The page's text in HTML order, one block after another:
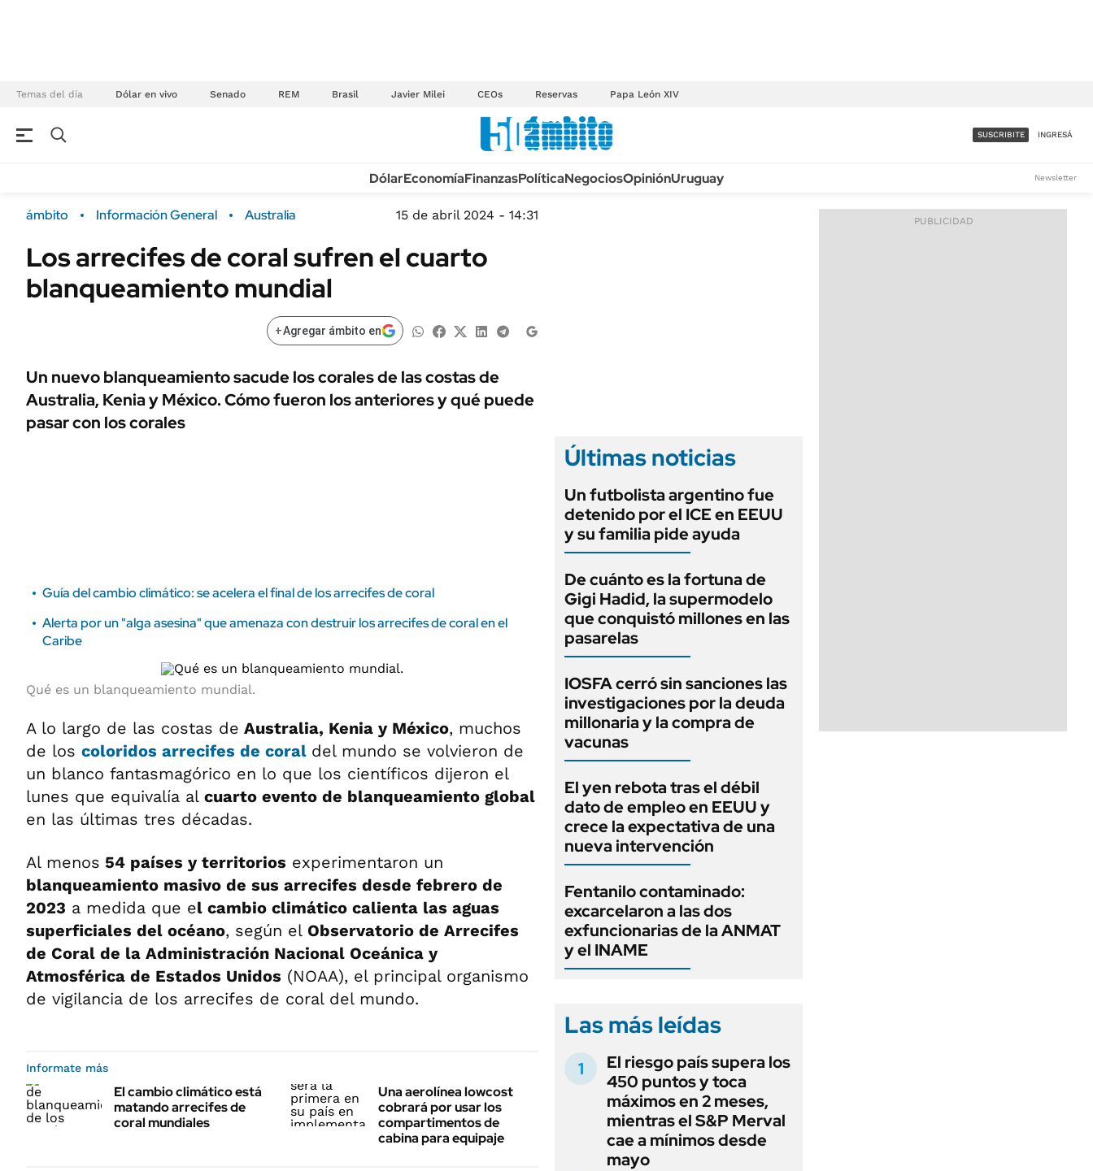
Temas del día Dólar en vivo Senado REM Brasil Javier Milei CEOs Reservas Papa León XIV
Campo
FINANZAS
ÁMBITO DEBATE
MEDIAKIT AMBITO DEBATE
Sustentabilidad
POLÍTICA
TECNOLOGÍA
MÉXICO
MUNDO
LIFESTYLE
AUTOS
ACCESO FULL - $1.800/MES
SUSCRIBITE INGRESÁ
DólarEconomíaFinanzasPolíticaNegociosOpiniónUruguay Newsletter
ámbito Información General Australia 15 de abril 2024 - 14:31
Los arrecifes de coral sufren el cuarto
blanqueamiento mundial
+Agregar ámbito en
Un nuevo blanqueamiento sacude los corales de las costas de
Australia, Kenia y México. Cómo fueron los anteriores y qué puede
pasar con los corales
Guía del cambio climático: se acelera el final de los arrecifes de coral
Alerta por un "alga asesina" que amenaza con destruir los arrecifes de coral en el
Caribe
Qué es un blanqueamiento mundial.
A lo largo de las costas de Australia, Kenia y México, muchos
de los coloridos arrecifes de coral del mundo se volvieron de
un blanco fantasmagórico en lo que los científicos dijeron el
lunes que equivalía al cuarto evento de blanqueamiento global
en las últimas tres décadas.
Al menos 54 países y territorios experimentaron un
blanqueamiento masivo de sus arrecifes desde febrero de
2023 a medida que el cambio climático calienta las aguas
superficiales del océano, según el Observatorio de Arrecifes
de Coral de la Administración Nacional Oceánica y
Atmosférica de Estados Unidos (NOAA), el principal organismo
de vigilancia de los arrecifes de coral del mundo.
Informate más
El cambio climático está
matando arrecifes de
coral mundiales
Una aerolínea lowcost
cobrará por usar los
compartimentos de
cabina para equipaje
Últimas noticias
Un futbolista argentino fue
detenido por el ICE en EEUU
y su familia pide ayuda
De cuánto es la fortuna de
Gigi Hadid, la supermodelo
que conquistó millones en las
pasarelas
IOSFA cerró sin sanciones las
investigaciones por la deuda
millonaria y la compra de
vacunas
El yen rebota tras el débil
dato de empleo en EEUU y
crece la expectativa de una
nueva intervención
Fentanilo contaminado:
excarcelaron a las dos
exfuncionarias de la ANMAT
y el INAME
Las más leídas
El riesgo país supera los
450 puntos y toca
máximos en 2 meses,
mientras el S&P Merval
cae a mínimos desde
mayo